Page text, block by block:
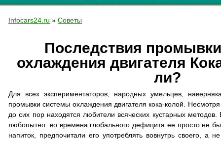
Infocars24.ru » Советы
Последствия
охлаждения двигателя
ли?
Для всех экспериментаторов, народных умельцев,
промывки системы охлаждения двигателя кока-колой.
до сих пор находятся любители всяческих кустарных
любопытно: во времена глобального дефицита ее просто не
напиток, предпочитали его употреблять вовнутрь своего, а